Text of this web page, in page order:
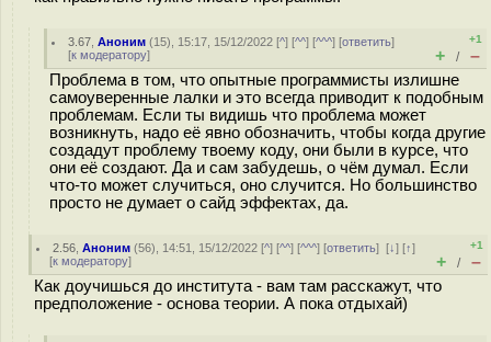
3.67 ,Аноним (15), 15:17, 15/12/2022 [^] [^^] [^^^] [ответить]
[к модератору]
+1
+ / –
Проблема в том, что опытные программисты излишне
самоуверенные лалки и это всегда приводит к подобным
проблемам. Если ты видишь что проблема может
возникнуть, надо её явно обозначить, чтобы когда другие
создадут проблему твоему коду, они были в курсе, что
они её создают. Да и сам забудешь, о чём думал. Если
что-то может случиться, оно случится. Но большинство
просто не думает о сайд эффектах, да.
2.56 ,Аноним (56), 14:51, 15/12/2022 [^] [^^] [^^^] [ответить][↓] [↑]
[к модератору]
+1
+ / –
Как доучишься до института - вам там расскажут, что
предположение - основа теории. А пока отдыхай)